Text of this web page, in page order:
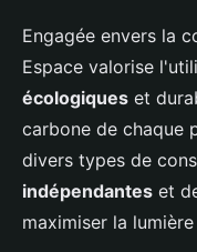
Engagée envers la
Espace valorise
écologiques et
carbone de chaque
divers types de
indépendantes et
maximiser la